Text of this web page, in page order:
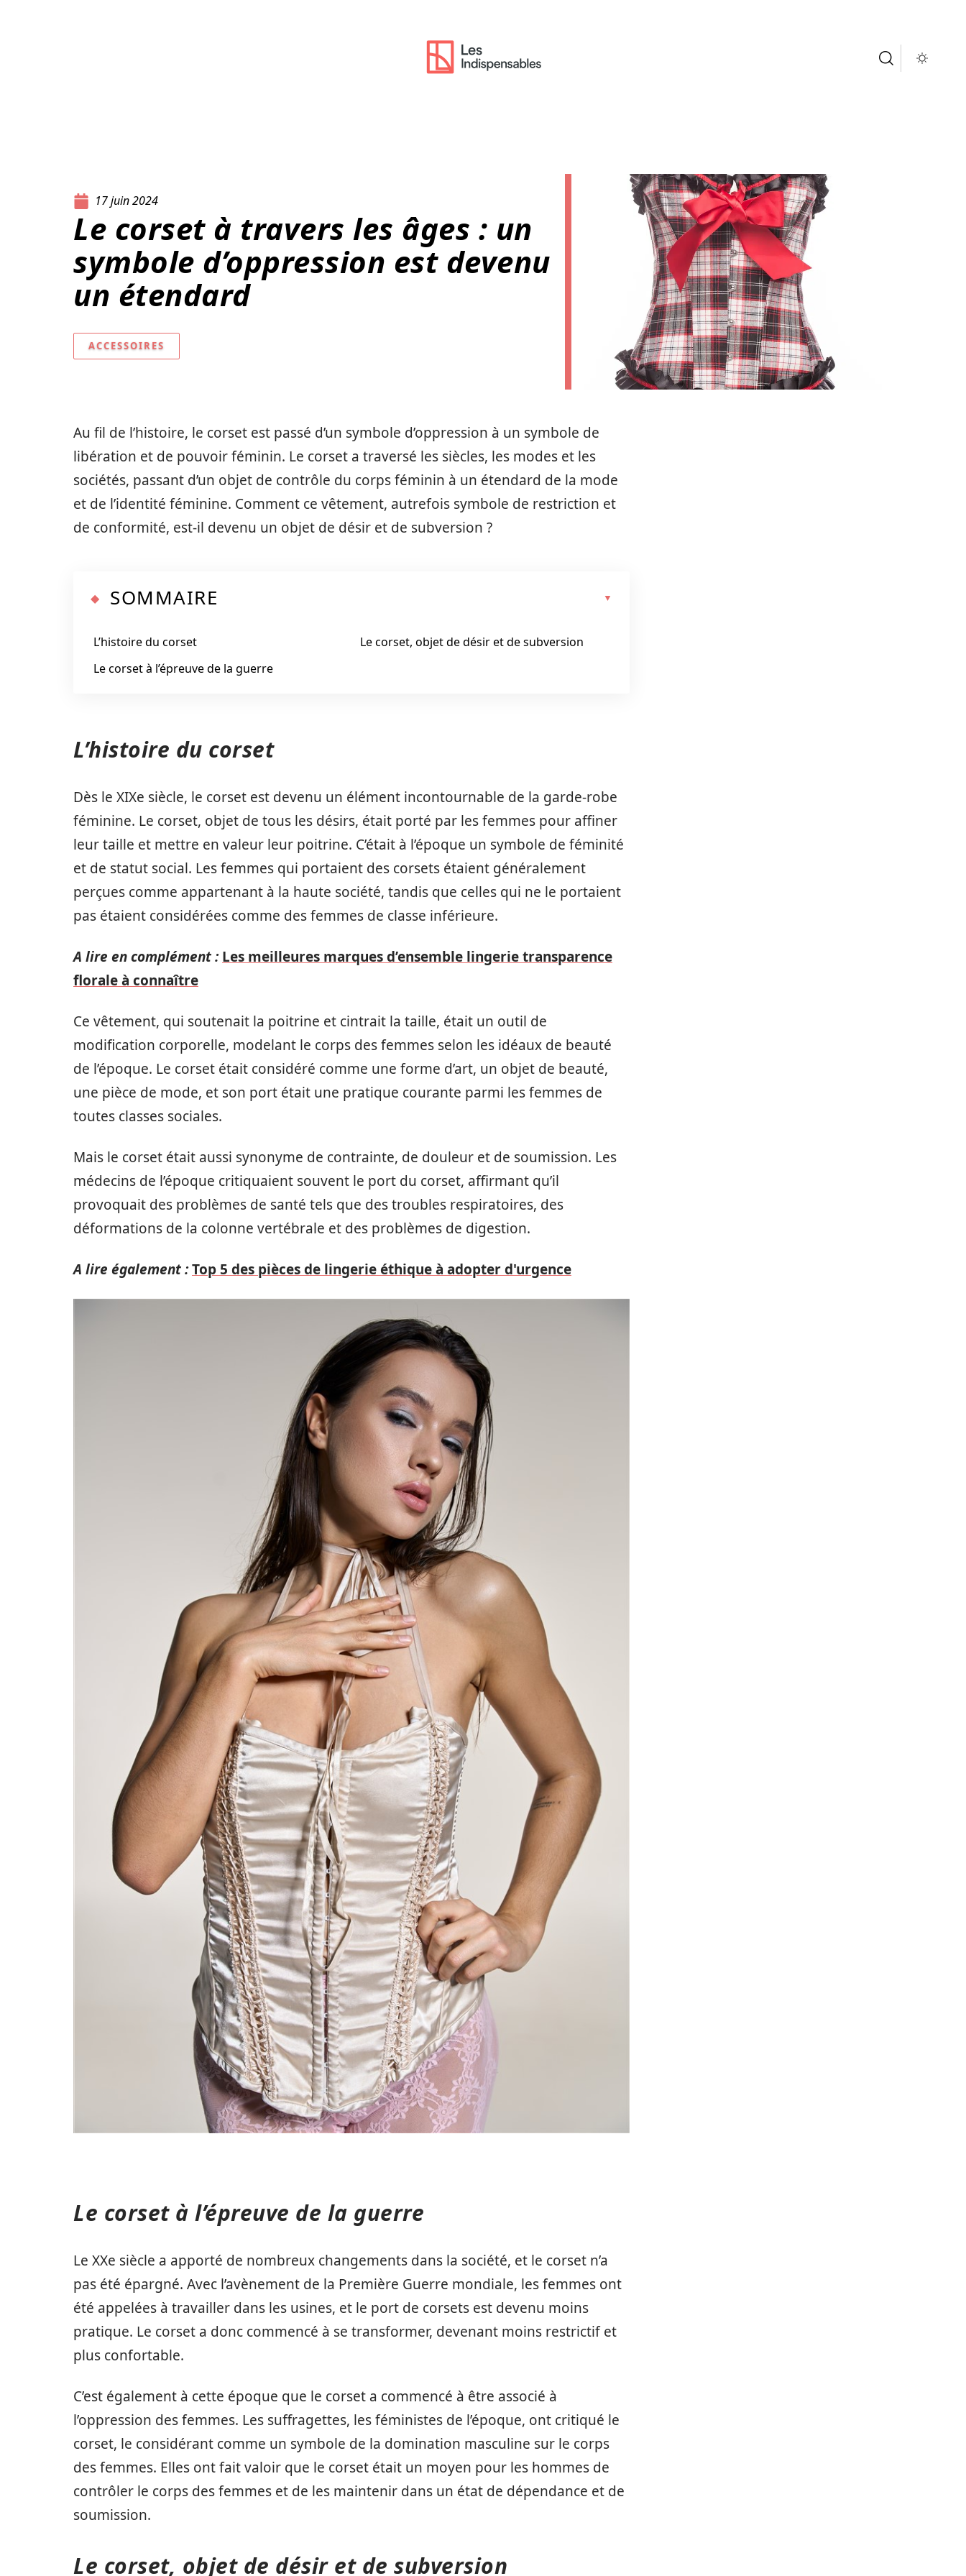
17 juin 2024
Le corset à travers les âges : un
symbole d’oppression est devenu
un étendard
ACCESSOIRES
Au fil de l’histoire, le corset est passé d’un symbole d’oppression à un symbole de
libération et de pouvoir féminin. Le corset a traversé les siècles, les modes et les
sociétés, passant d’un objet de contrôle du corps féminin à un étendard de la mode
et de l’identité féminine. Comment ce vêtement, autrefois symbole de restriction et
de conformité, est-il devenu un objet de désir et de subversion ?
SOMMAIRE
L’histoire du corset
Le corset à l’épreuve de la guerre
Le corset, objet de désir et de subversion
L’histoire du corset
Dès le XIXe siècle, le corset est devenu un élément incontournable de la garde-robe
féminine. Le corset, objet de tous les désirs, était porté par les femmes pour affiner
leur taille et mettre en valeur leur poitrine. C’était à l’époque un symbole de féminité
et de statut social. Les femmes qui portaient des corsets étaient généralement
perçues comme appartenant à la haute société, tandis que celles qui ne le portaient
pas étaient considérées comme des femmes de classe inférieure.
A lire en complément : Les meilleures marques d’ensemble lingerie transparence
florale à connaître
Ce vêtement, qui soutenait la poitrine et cintrait la taille, était un outil de
modification corporelle, modelant le corps des femmes selon les idéaux de beauté
de l’époque. Le corset était considéré comme une forme d’art, un objet de beauté,
une pièce de mode, et son port était une pratique courante parmi les femmes de
toutes classes sociales.
Mais le corset était aussi synonyme de contrainte, de douleur et de soumission. Les
médecins de l’époque critiquaient souvent le port du corset, affirmant qu’il
provoquait des problèmes de santé tels que des troubles respiratoires, des
déformations de la colonne vertébrale et des problèmes de digestion.
A lire également :Top 5 des pièces de lingerie éthique à adopter d'urgence
Le corset à l’épreuve de la guerre
Le XXe siècle a apporté de nombreux changements dans la société, et le corset n’a
pas été épargné. Avec l’avènement de la Première Guerre mondiale, les femmes ont
été appelées à travailler dans les usines, et le port de corsets est devenu moins
pratique. Le corset a donc commencé à se transformer, devenant moins restrictif et
plus confortable.
C’est également à cette époque que le corset a commencé à être associé à
l’oppression des femmes. Les suffragettes, les féministes de l’époque, ont critiqué le
corset, le considérant comme un symbole de la domination masculine sur le corps
des femmes. Elles ont fait valoir que le corset était un moyen pour les hommes de
contrôler le corps des femmes et de les maintenir dans un état de dépendance et de
soumission.
Le corset, objet de désir et de subversion